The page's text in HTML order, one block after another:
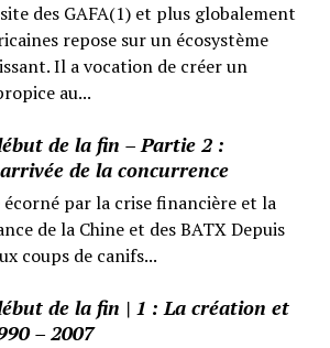
des GAFA(1) et plus globalement
repose sur un écosystème
Il a vocation de créer un
au...
de la fin – Partie 2 :
de la concurrence
par la crise financière et la
de la Chine et des BATX Depuis
coups de canifs...
de la fin | 1 : La création et
– 2007